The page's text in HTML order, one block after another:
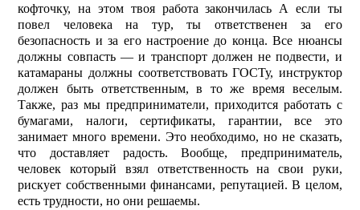
кофточку, на этом твоя работа закончилась А если ты
повел человека на тур, ты ответственен за его
безопасность и за его настроение до конца. Все нюансы
должны совпасть — и транс­порт должен не подвести, и
катамараны должны соответствовать ГОСТу, инструктор
должен быть ответственным, в то же время веселым.
Также, раз мы предприниматели, приходится работать с
бумагами, налоги, сертификаты, гарантии, все это
занимает много времени. Это необходимо, но не сказать,
что доставляет радость. Вообще, предприниматель,
человек который взял ответственность на свои руки,
рискует собственными финансами, репутацией. В целом,
есть трудности, но они решаемы.